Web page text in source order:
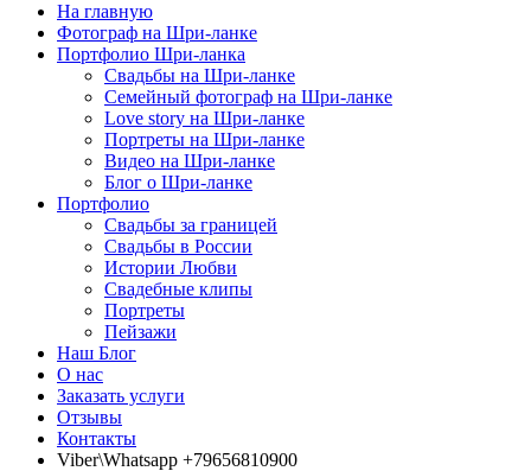
На главную
Фотограф на Шри-ланке
Портфолио Шри-ланка
Свадьбы на Шри-ланке
Семейный фотограф на Шри-ланке
Love story на Шри-ланке
Портреты на Шри-ланке
Видео на Шри-ланке
Блог о Шри-ланке
Портфолио
Свадьбы за границей
Свадьбы в России
Истории Любви
Свадебные клипы
Портреты
Пейзажи
Наш Блог
О нас
Заказать услуги
Отзывы
Контакты
Viber\Whatsapp +79656810900